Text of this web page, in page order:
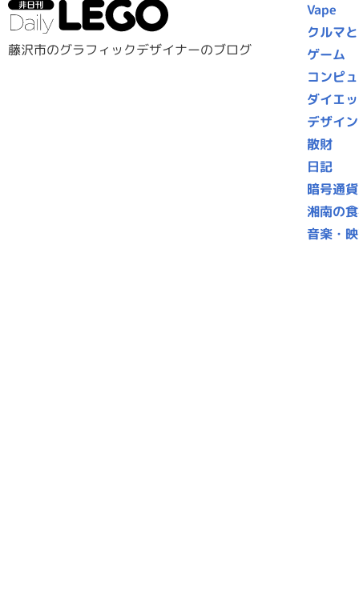
藤沢市のグラフィックデザイナーのブログ
Vape
クルマ
ゲーム
コンピ
ダイエ
デザイ
散財
日記
暗号通
湘南の
音楽・